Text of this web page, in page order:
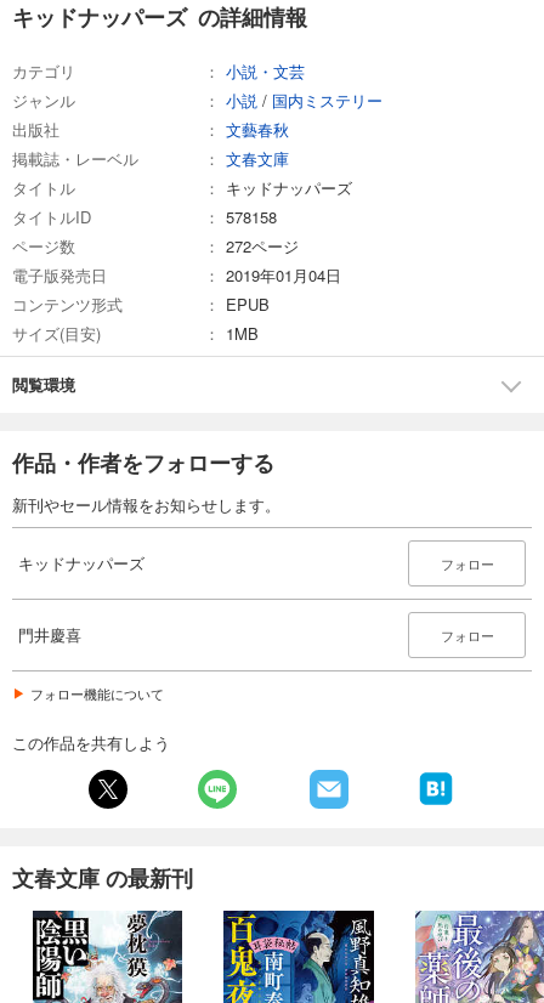
キッドナッパーズ の詳細情報
カテゴリ
小説・文芸
ジャンル
小説 / 国内ミステリー
出版社
文藝春秋
掲載誌・レーベル
文春文庫
タイトル
キッドナッパーズ
タイトルID
578158
ページ数
272ページ
電子版発売日
2019年01月04日
コンテンツ形式
EPUB
サイズ(目安)
1MB
閲覧環境
作品・作者をフォローする
新刊やセール情報をお知らせします。
キッドナッパーズ フォロー
門井慶喜 フォロー
フォロー機能について
この作品を共有しよう
文春文庫 の最新刊